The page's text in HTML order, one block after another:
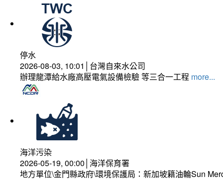
停水
2026-08-03, 10:01│台灣自來水公司
辦理龍潭給水廠高壓電氣設備檢驗 等三合一工程 more...
海洋污染
2026-05-19, 00:00│海洋保育署
地方單位\金門縣政府\環境保護局：新加坡籍油輪Sun